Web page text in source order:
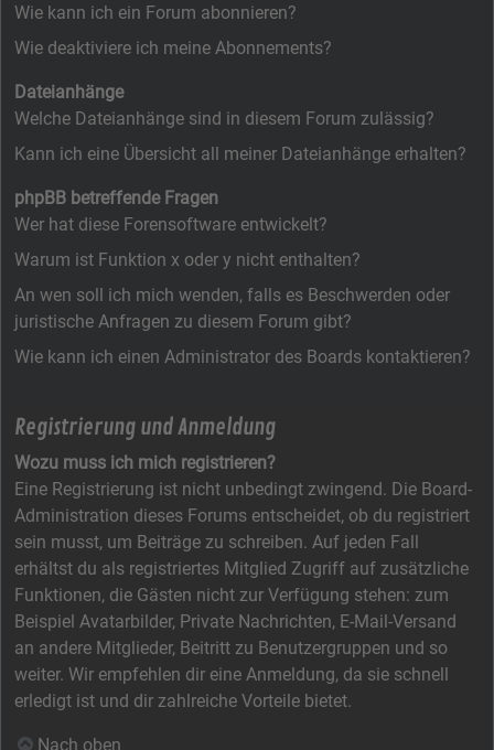
Wie kann ich ein Forum abonnieren?
Wie deaktiviere ich meine Abonnements?
Dateianhänge
Welche Dateianhänge sind in diesem Forum zulässig?
Kann ich eine Übersicht all meiner Dateianhänge erhalten?
phpBB betreffende Fragen
Wer hat diese Forensoftware entwickelt?
Warum ist Funktion x oder y nicht enthalten?
An wen soll ich mich wenden, falls es Beschwerden oder
juristische Anfragen zu diesem Forum gibt?
Wie kann ich einen Administrator des Boards kontaktieren?
Registrierung und Anmeldung
Wozu muss ich mich registrieren?
Eine Registrierung ist nicht unbedingt zwingend. Die Board-
Administration dieses Forums entscheidet, ob du registriert
sein musst, um Beiträge zu schreiben. Auf jeden Fall
erhältst du als registriertes Mitglied Zugriff auf zusätzliche
Funktionen, die Gästen nicht zur Verfügung stehen: zum
Beispiel Avatarbilder, Private Nachrichten, E-Mail-Versand
an andere Mitglieder, Beitritt zu Benutzergruppen und so
weiter. Wir empfehlen dir eine Anmeldung, da sie schnell
erledigt ist und dir zahlreiche Vorteile bietet.
Nach oben